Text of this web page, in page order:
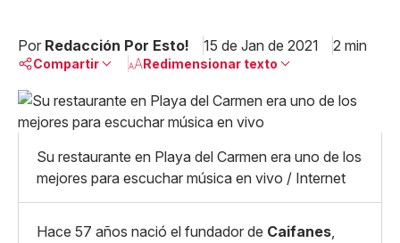
Por Redacción Por Esto! 15 de Jan de 2021 2 min
Compartir
Linkedin
Facebook
X
Whatsapp
Copiar enlace
Redimensionar texto
Pequeño
Mediano
Grande
Su restaurante en Playa del Carmen era uno de los
mejores para escuchar música en vivo / Internet
Hace 57 años nació el fundador de Caifanes,